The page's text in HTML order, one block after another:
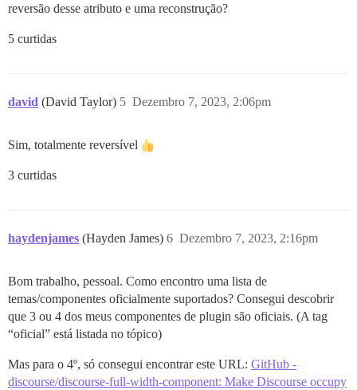
reversão desse atributo e uma reconstrução?
5 curtidas
david (David Taylor) Dezembro 7, 2023, 2:06pm
5
Sim, totalmente reversível
3 curtidas
haydenjames (Hayden James) Dezembro 7, 2023, 2:16pm
6
Bom trabalho, pessoal. Como encontro uma lista de
temas/componentes oficialmente suportados? Consegui descobrir
que 3 ou 4 dos meus componentes de plugin são oficiais. (A tag
“oficial” está listada no tópico)
Mas para o 4º, só consegui encontrar este URL: GitHub -
discourse/discourse-full-width-component: Make Discourse occupy